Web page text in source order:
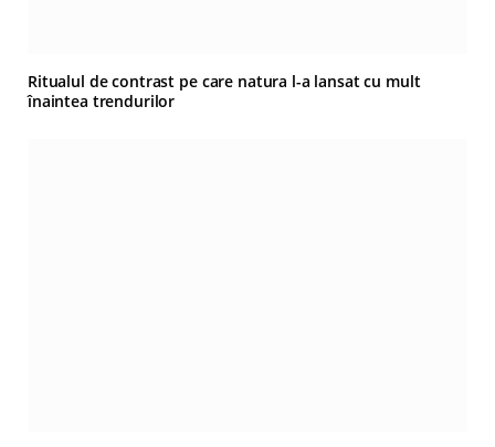
Ritualul de contrast pe care natura l-a lansat cu mult
înaintea trendurilor